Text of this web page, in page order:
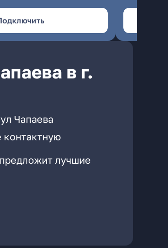
в г.
Чапаева
контактную
лучшие